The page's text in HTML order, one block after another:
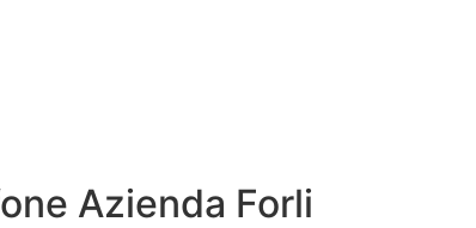
Azienda Forli